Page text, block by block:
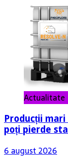
Actualitate
Producții
poți pierde
6 august 2026